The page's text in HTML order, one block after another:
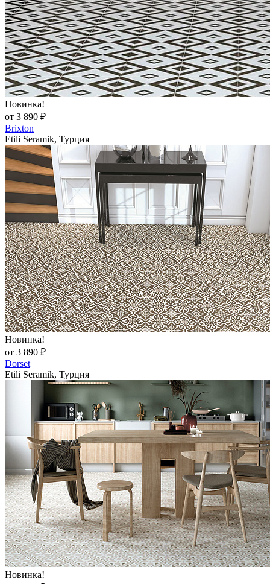
Новинка!
от 3 890 ₽
Brixton
Etili Seramik, Турция
Новинка!
от 3 890 ₽
Dorset
Etili Seramik, Турция
Новинка!